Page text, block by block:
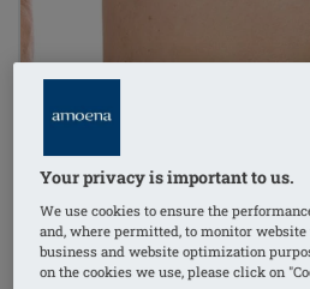
Numer artykułu: 44816 LymphFlow
SB FC
Innowacyjna technologia
Your privacy is important to us.
We use cookies to ensure the
and, where permitted, to monitor
business and website optimization
on the cookies we use, please click on